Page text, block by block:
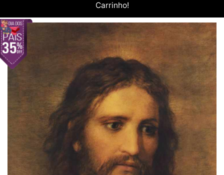
Carrinho!